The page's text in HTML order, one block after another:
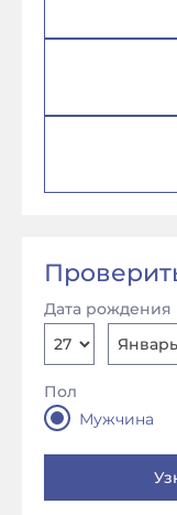
Дата рождения
Пол
Мужчина